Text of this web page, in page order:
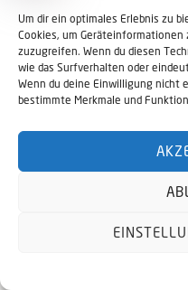
Um dir ein optimales Erlebnis zu
Cookies, um Geräteinformationen
zuzugreifen. Wenn du diesen
wie das Surfverhalten oder
Wenn du deine Einwilligung nicht
bestimmte Merkmale und
Stefan Burmetler
Damen siegreich.
MEHR ERFAHREN